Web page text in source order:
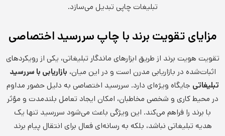
تبلیغات چاپی تبدیل می‌سازد.
مزایای تقویت برند با چاپ سررسید اختصاصی
تقویت هویت برند از طریق ابزارهای ماندگار تبلیغاتی، یکی از رویکردهای
اثبات‌شده در بازاریابی مدرن است و در این میان، بازاریابی با سررسید
تبلیغاتی جایگاه ویژه‌ای دارد. سررسید اختصاصی به دلیل حضور مداوم
در محیط کاری و شخصی مخاطبان، امکان ایجاد تعامل بلندمدت و مؤثر
با برند را فراهم می‌کند. این ویژگی باعث می‌شود سررسید تنها یک
هدیه تبلیغاتی نباشد، بلکه به رسانه‌ای فعال برای انتقال پیام برند